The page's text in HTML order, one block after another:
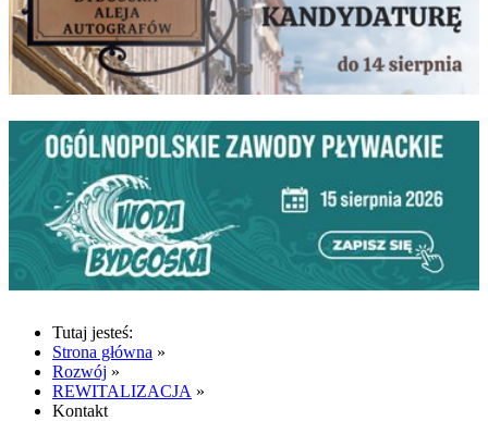
Tutaj jesteś:
Strona główna »
Rozwój »
REWITALIZACJA »
Kontakt